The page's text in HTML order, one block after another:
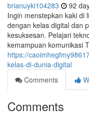
brianuyki104283 92
Ingin menstepkan kaki di
dengan kelas digital dan
kesuksesan. Pelajari
kemampuan komunikasi
https://
kelas-di-dunia-digital
Comments
Comments